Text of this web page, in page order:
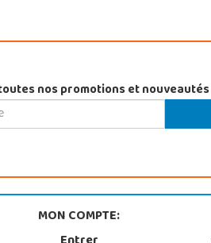
nos promotions et nouveautés
MON COMPTE: